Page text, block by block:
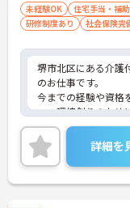
未経験OK 住宅手当・補助
研修制度あり
社会保険完
堺市北区にある介護
のお仕事です。
今までの経験や資格
ス・環境創りのため
迎！
やりがいのあるお仕
やすい環境や休暇が
ライベートも充実
ご興味がある方は是
詳細を